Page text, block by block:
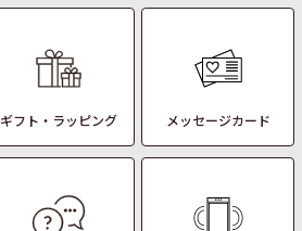
ギフト・ラッピング メッセージカード